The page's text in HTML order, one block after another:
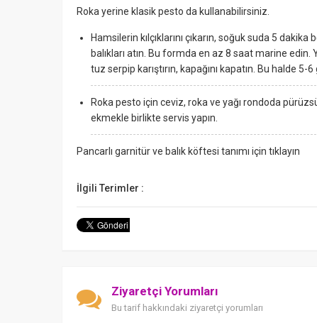
Roka yerine klasik pesto da kullanabilirsiniz.
Hamsilerin kılçıklarını çıkarın, soğuk suda 5
balıkları atın. Bu formda en az 8 saat marine edin.
tuz serpip karıştırın, kapağını kapatın. Bu halde
Roka pesto için ceviz, roka ve yağı rondoda
ekmekle birlikte servis yapın.
Pancarlı garnitür ve balık köftesi tanımı için tıklayın
İlgili Terimler :
Ziyaretçi Yorumları
Bu tarif hakkındaki ziyaretçi yorumları